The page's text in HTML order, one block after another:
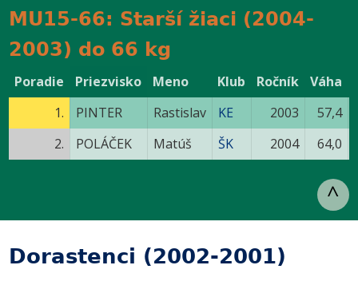
MU15-66: Starší žiaci (2004-
2003) do 66 kg
Poradie Priezvisko Meno Klub Ročník Váha
1.
PINTER Rastislav KE 2003
57,4
2.
POLÁČEK Matúš ŠK 2004 64,0
^
Dorastenci (2002-2001)